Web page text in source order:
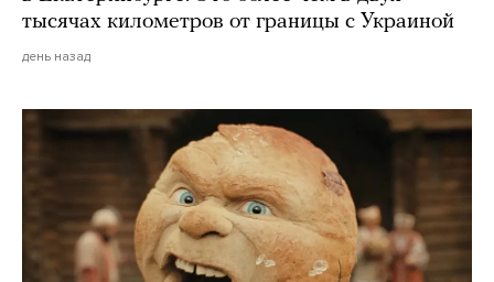
тысячах километров от границы с Украиной
день назад